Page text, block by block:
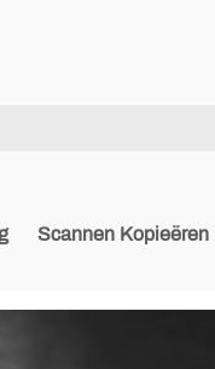
Scannen Kopieëren